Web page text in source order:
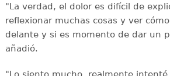
"La verdad, el dolor es difícil de
reflexionar muchas cosas y ver
delante y si es momento de dar un
añadió.